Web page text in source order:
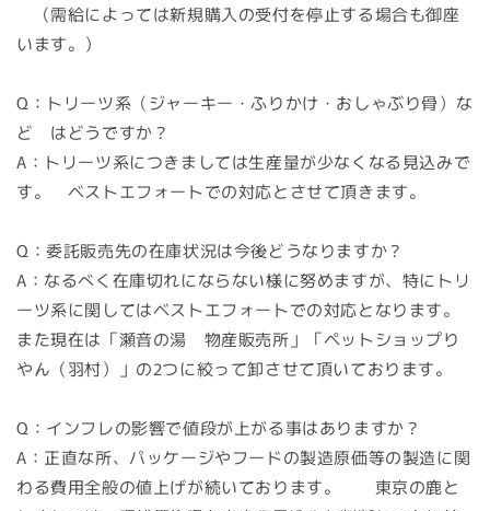
（需給によっては新規購入の受付を停止する場合も御座
います。）
Q：トリーツ系（ジャーキー・ふりかけ・おしゃぶり骨）な
ど はどうですか？
A：トリーツ系につきましては生産量が少なくなる見込みで
す。 ベストエフォートでの対応とさせて頂きます。
Q：委託販売先の在庫状況は今後どうなりますか？
A：なるべく在庫切れにならない様に努めますが、特にトリ
ーツ系に関してはベストエフォートでの対応となります。
また現在は「瀬音の湯 物産販売所」「ペットショップり
やん（羽村）」の2つに絞って卸させて頂いております。
Q：インフレの影響で値段が上がる事はありますか？
A：正直な所、パッケージやフードの製造原価等の製造に関
わる費用全般の値上げが続いております。 東京の鹿と